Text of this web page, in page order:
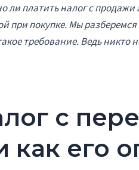
ли платить налог с продажи
при покупке. Мы разберемся
требование. Ведь никто
с
как его